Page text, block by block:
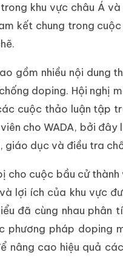
khu vực châu Á
kết chung trong
gồm nhiều nội dung
doping. Hội nghị
cuộc thảo luận tập
cho WADA, bởi
giáo dục và điều tra
cho cuộc bầu cử thành
lợi ích của khu vực
đã cùng nhau
phương pháp doping
nâng cao hiệu quả